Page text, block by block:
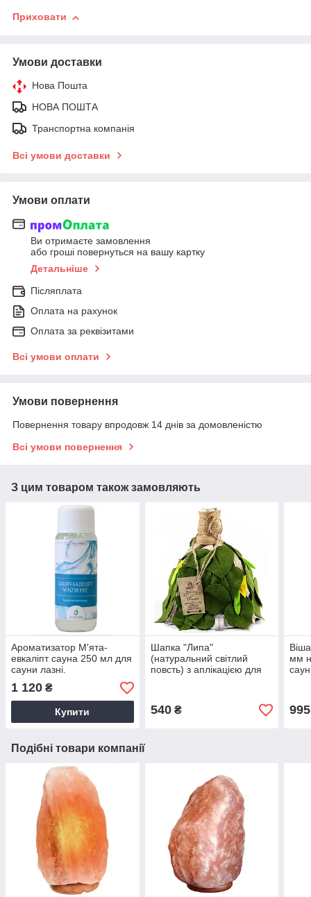
Приховати
Умови доставки
Нова Пошта
НОВА ПОШТА
Транспортна компанія
Всі умови доставки
Умови оплати
Ви отримаєте замовлення
або гроші повернуться на вашу картку
Детальніше
Післяплата
Оплата на рахунок
Оплата за реквізитами
Всі умови оплати
Умови повернення
Повернення товару впродовж 14 днів за домовленістю
Всі умови повернення
З цим товаром також замовляють
Ароматизатор М'ята-
евкаліпт сауна 250 мл для
сауни лазні.
1 120 ₴
Купити
Шапка "Липа"
(натуральний світлий
повсть) з аплікацією для
540₴
мм
995
Подібні товари компанії